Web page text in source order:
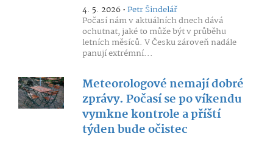
4. 5. 2026 •Petr Šindelář
Počasí nám v aktuálních dnech dává
ochutnat, jaké to může být v průběhu
letních měsíců. V Česku zároveň nadále
panují extrémní...
Meteorologové nemají dobré
zprávy. Počasí se po víkendu
vymkne kontrole a příští
týden bude očistec